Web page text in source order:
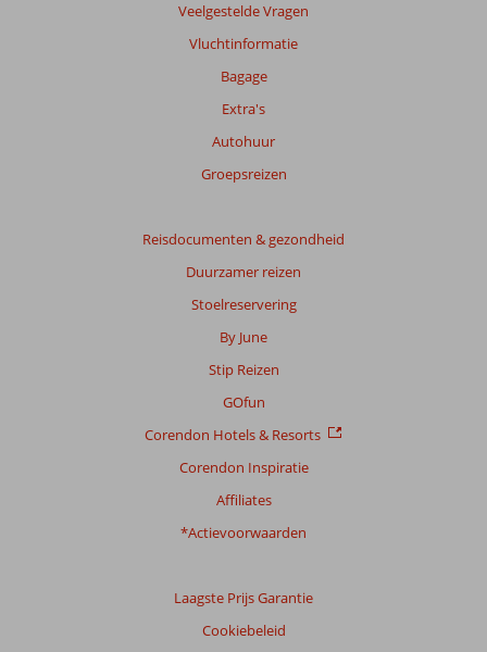
Veelgestelde Vragen
Vluchtinformatie
Bagage
Extra's
Autohuur
Groepsreizen
Reisdocumenten & gezondheid
Duurzamer reizen
Stoelreservering
By June
Stip Reizen
GOfun
Corendon Hotels & Resorts
Corendon Inspiratie
Affiliates
*Actievoorwaarden
Laagste Prijs Garantie
Cookiebeleid